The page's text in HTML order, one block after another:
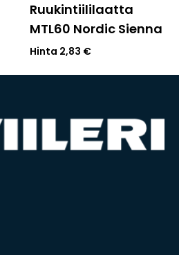
Ruukintiililaatta
MTL60 Nordic Sienna
Hinta 2,83 €